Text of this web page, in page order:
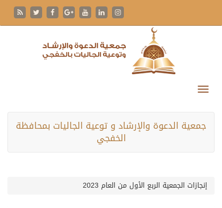
جمعية الدعوة والإرشاد و توعية الجاليات بمحافظة
الخفجي
إنجازات الجمعية الربع الأول من العام 2023